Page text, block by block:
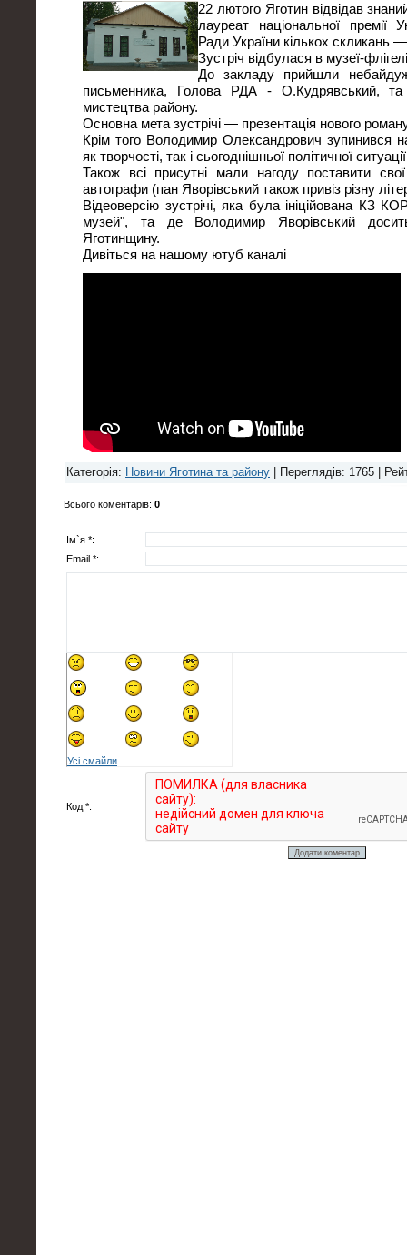
22 лютого Яготин відвідав
лауреат національної премії
Ради України кількох скликань
Зустріч відбулася в музеї-
До закладу прийшли
письменника, Голова РДА - О.Кудрявський, та
мистецтва району.
Основна мета зустрічі — презентація нового
Крім того Володимир Олександрович зупинився
як творчості, так і сьогоднішньої політичної
Також всі присутні мали нагоду поставити
автографи (пан Яворівський також привіз різну
Відеоверсію зустрічі, яка була ініційована КЗ
музей", та де Володимир Яворівський
Яготинщину.
Дивіться на нашому ютуб каналі
Категорія: Новини Яготина та району Переглядів: 1765 |
Всього коментарів: 0
Ім`я *:
Email *:
Усі смайли
Код *: